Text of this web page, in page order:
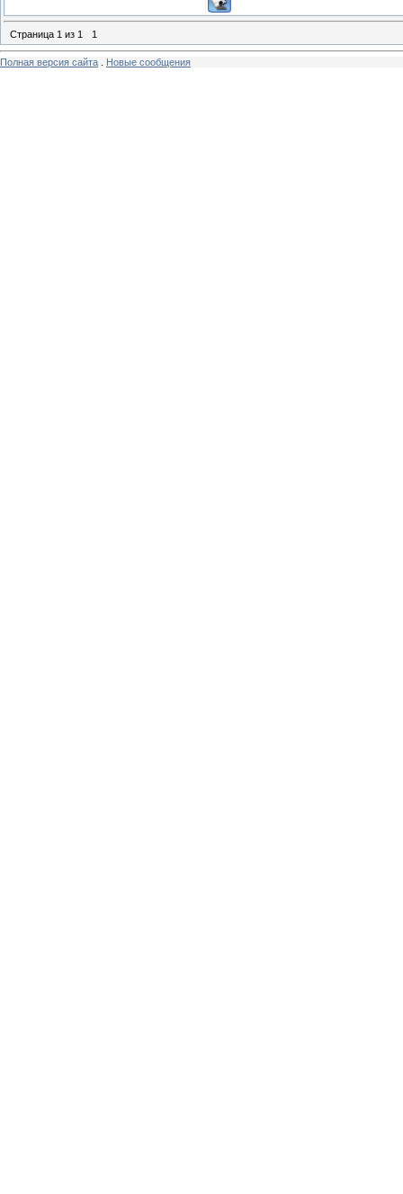
Страница 1 из 1 1
Полная версия сайта Новые сообщения